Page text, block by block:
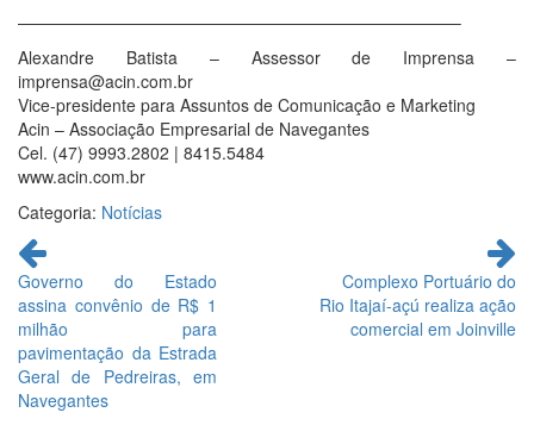
——————————————————————————–
Alexandre Batista – Assessor de Imprensa –
imprensa@acin.com.br
Vice-presidente para Assuntos de Comunicação e Marketing
Acin – Associação Empresarial de Navegantes
Cel. (47) 9993.2802 | 8415.5484
www.acin.com.br
Categoria: Notícias
Continue
lendo
Governo do Estado
assina convênio de R$ 1
milhão para
pavimentação da Estrada
Geral de Pedreiras, em
Navegantes
Complexo Portuário do
Rio Itajaí-açú realiza ação
comercial em Joinville